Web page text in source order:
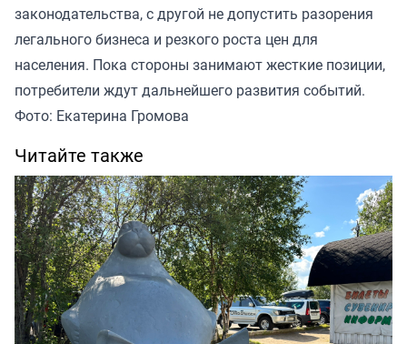
законодательства, с другой не допустить разорения
легального бизнеса и резкого роста цен для
населения. Пока стороны занимают жесткие позиции,
потребители ждут дальнейшего развития событий.
Фото: Екатерина Громова
Читайте также